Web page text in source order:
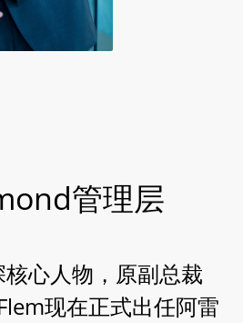
管理层
心人物，原副总裁
现在正式出任阿雷